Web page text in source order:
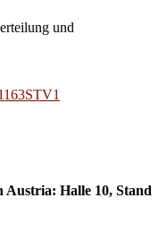
und
Austria: Halle 10, Stand